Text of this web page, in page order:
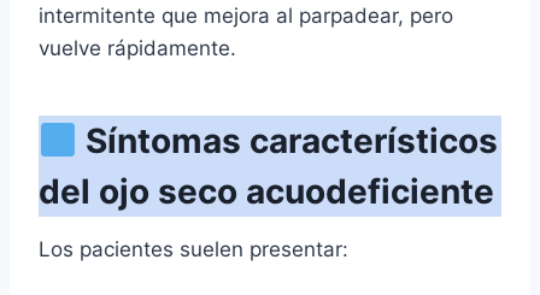
intermitente que mejora al parpadear, pero
vuelve rápidamente.
Síntomas característicos
del ojo seco acuodeficiente
Los pacientes suelen presentar: